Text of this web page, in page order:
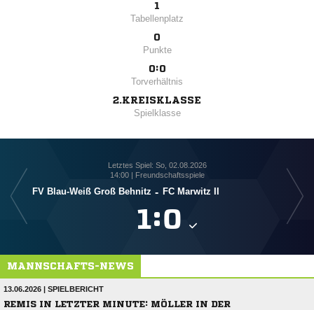
1
Tabellenplatz
0
Punkte
0:0
Torverhältnis
2.KREISKLASSE
Spielklasse
Letztes Spiel: So, 02.08.2026
14:00 | Freundschaftsspiele
FV Blau-Weiß Groß Behnitz - FC Marwitz II
:
FV
MANNSCHAFTS-NEWS
13.06.2026 | SPIELBERICHT
REMIS IN LETZTER MINUTE: MÖLLER IN DER